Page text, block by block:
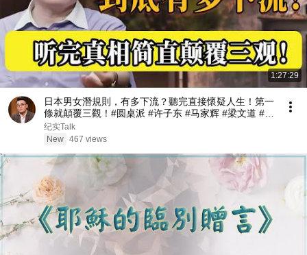
1:27:29
日本男女潛規則，有多下流？聽完直接懷疑人生！第一
條就顛覆三觀！#圆桌派 #许子东 #马家辉 #梁文道 #观
复嘟嘟 #马未都 #纪实talk
纪实Talk
New 467 views